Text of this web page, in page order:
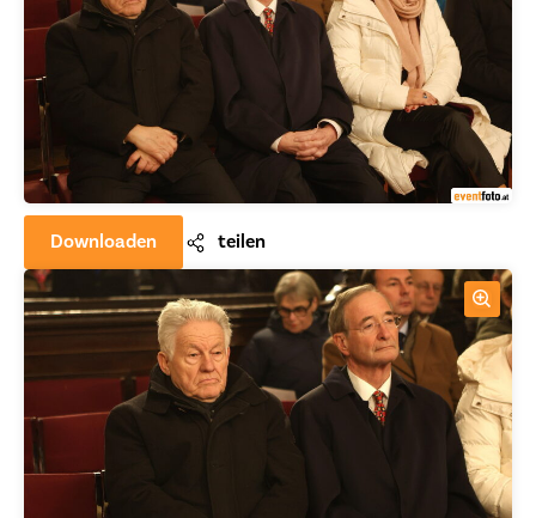
Downloaden teilen